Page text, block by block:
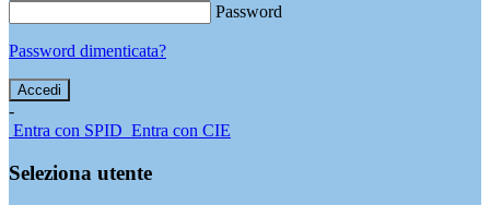
Password
Password dimenticata?
-
Entra con SPID Entra con CIE
Seleziona utente